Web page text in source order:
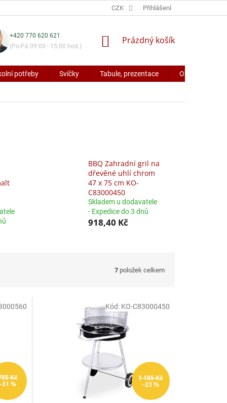
CZK Přihlášení
+420 770 620 621
(Po-Pá 09:00 - 15:00 hod.)
NÁKUPNÍ
Prázdný košík
potřeby Svíčky Tabule, prezentace Obaly a
BBQ Zahradní gril na
dřevěné uhlí chrom
47 x 75 cm KO-
C83000450
Skladem u dodavatele
- Expedice do 3 dnů
918,40 Kč
7 položek celkem
Kč
%
1 195 Kč
–23 %
Kód: KO-C83000450